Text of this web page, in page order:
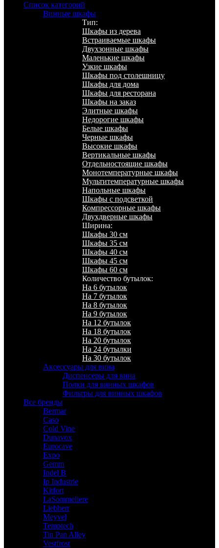
Список категорий
Винные шкафы
Тип:
Шкафы из дерева
Встраиваемые шкафы
Двухзонные шкафы
Маленькие шкафы
Узкие шкафы
Шкафы под столешницу
Шкафы для дома
Шкафы для ресторана
Шкафы на заказ
Элитные шкафы
Недорогие шкафы
Белые шкафы
Черные шкафы
Высокие шкафы
Вертикальные шкафы
Отдельностоящие шкафы
Монотемпературные шкафы
Мультитемпературные шкафы
Напольные шкафы
Шкафы с подсветкой
Компрессорные шкафы
Двухдверные шкафы
Ширина:
Шкафы 30 см
Шкафы 35 см
Шкафы 40 см
Шкафы 45 см
Шкафы 60 см
Количество бутылок:
На 6 бутылок
На 7 бутылок
На 8 бутылок
На 9 бутылок
На 12 бутылок
На 18 бутылок
На 20 бутылок
На 24 бутылки
На 30 бутылок
Аксессуары для вина
Диспенсеры для вина
Полки для винных шкафов
Фильтры для винных шкафов
Все бренды
Bermar
Caso
Cold Vine
Dunavox
Eurocave
Expo
Gemm
Indel B
Ip Industrie
Kitfort
LaSommeliere
Liebherr
Meyvel
Temptech
Tin Pan Alley
Vestfrost